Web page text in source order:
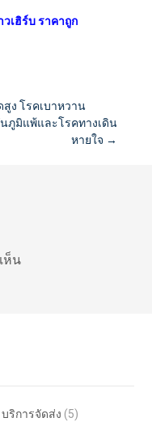
เฮิร์บ ราคาถูก
ง โรคเบาหวาน
นภูมิแพ้และโรคทางเดิน
หายใจ →
ห็น
ริการจัดส่ง (5)